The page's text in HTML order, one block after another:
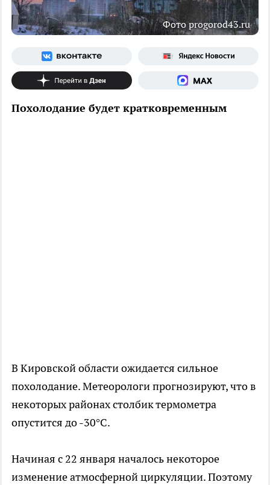
Фото progorod43.ru
Похолодание будет кратковременным
В Кировской области ожидается сильное
похолодание. Метеорологи прогнозируют, что в
некоторых районах столбик термометра
опустится до -30°С.
Начиная с 22 января началось некоторое
изменение атмосферной циркуляции. Поэтому